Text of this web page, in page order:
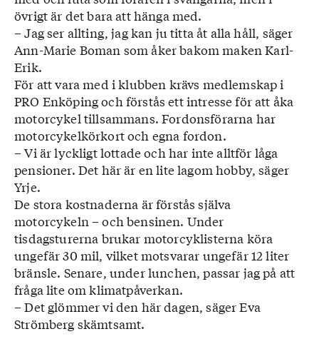
övrigt är det bara att hänga med.
– Jag ser allting, jag kan ju titta åt alla håll, säger
Ann-Marie Boman som åker bakom maken Karl-
Erik.
För att vara med i klubben krävs medlemskap i
PRO Enköping och förstås ett intresse för att åka
motorcykel tillsammans. Fordonsförarna har
motorcykelkörkort och egna fordon.
– Vi är lyckligt lottade och har inte alltför låga
pensioner. Det här är en lite lagom hobby, säger
Yrje.
De stora kostnaderna är förstås själva
motorcykeln – och bensinen. Under
tisdagsturerna brukar motorcyklisterna köra
ungefär 30 mil, vilket motsvarar ungefär 12 liter
bränsle. Senare, under lunchen, passar jag på att
fråga lite om klimatpåverkan.
– Det glömmer vi den här dagen, säger Eva
Strömberg skämtsamt.